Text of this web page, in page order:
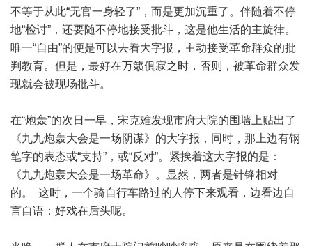
不等于从此“无官一身轻了”，而是更加沉重了。伴随着不停
地“检讨”，还要随不停地接受批斗，这是他生活的主旋律。
唯一“自由”的便是可以去看大字报，主动接受革命群众的批
判教育。但是，最好在万籁俱寂之时，否则，被革命群众发
现就会被现场批斗。
在“炮轰”的次日一早，宋克难发现市府大院的围墙上贴出了
《九九炮轰大会是一场阴谋》的大字报，同时，那上边有钢
笔字的表态或“支持”，或“反对”。紧挨着这大字报的是：
《九九炮轰大会是一场革命》。显然，两者是针锋相对
的。 这时，一个骑自行车路过的人停下来观看，边看边自
言自语：好戏在后头呢。